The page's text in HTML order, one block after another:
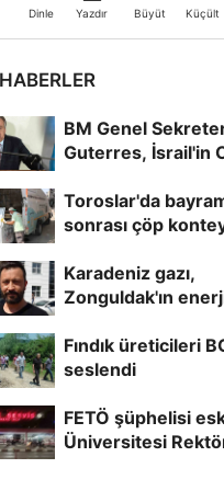
Dinle Yazdır Büyüt Küçült
BM Genel
Guterres, İsrail'in
Toroslar'da
sonrası çöp
Karadeniz gazı,
Zonguldak'ın
Fındık üreticileri
seslendi
FETÖ şüphelisi
Üniversitesi